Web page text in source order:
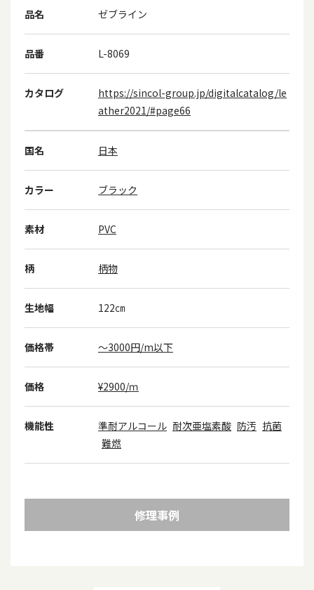
品名 ゼブライン
品番 L-8069
カタログ
https://sincol-group.jp/digitalcatalog/le
ather2021/#page66
国名 日本
カラー ブラック
素材 PVC
柄 柄物
生地幅 122㎝
価格帯 ～3000円/m以下
価格 ¥2900/ｍ
機能性 準耐アルコール 耐次亜塩素酸 防汚 抗菌
難燃
修理事例